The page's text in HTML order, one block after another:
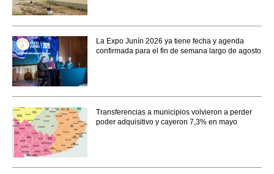
La Expo Junín 2026 ya tiene fecha y agenda
confirmada para el fin de semana largo de agosto
Transferencias a municipios volvieron a perder
poder adquisitivo y cayeron 7,3% en mayo